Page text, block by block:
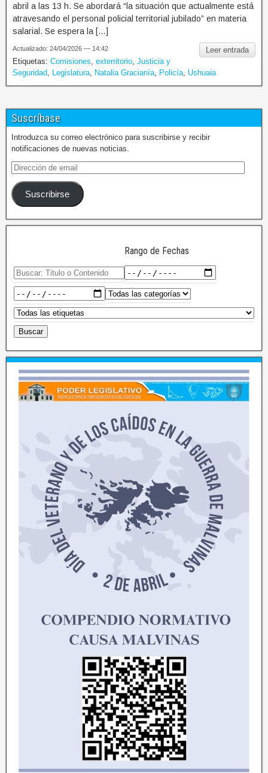
abril a las 13 h. Se abordará “la situación que actualmente está
atravesando el personal policial territorial jubilado” en materia
salarial. Se espera la […]
Leer entrada
Actualizado: 24/04/2026 — 14:42
Etiquetas: Comisiones exterritorio Justicia y
Seguridad
Legislatura Natalia Gracianía Policía Ushuaia
Suscríbase
Introduzca su correo electrónico para suscribirse y recibir
notificaciones de nuevas noticias.
Suscribirse
Rango de Fechas